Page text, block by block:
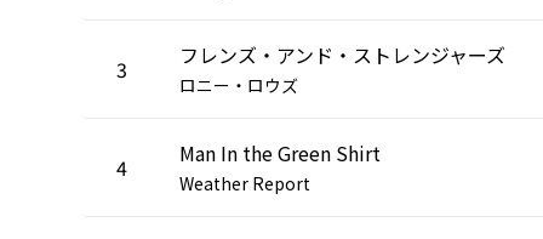
3 フレンズ・アンド・ストレンジャーズ
ロニー・ロウズ
4 Man In the Green Shirt
Weather Report